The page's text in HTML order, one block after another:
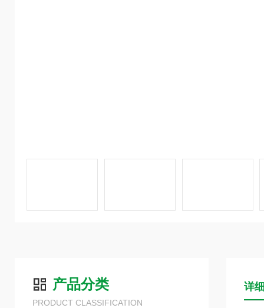
产品分类
PRODUCT CLASSIFICATION
详